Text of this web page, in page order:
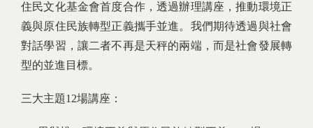
住民文化基金會首度合作，透過辦理講座，推動環境正
義與原住民族轉型正義攜手並進。我們期待透過與社會
對話學習，讓二者不再是天秤的兩端，而是社會發展轉
型的並進目標。
三大主題12場講座：